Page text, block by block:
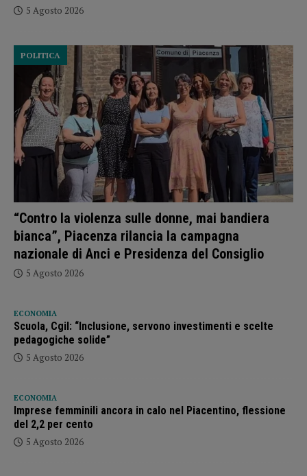
5 Agosto 2026
“Contro la violenza sulle donne, mai bandiera
bianca”, Piacenza rilancia la campagna
nazionale di Anci e Presidenza del Consiglio
POLITICA
5 Agosto 2026
ECONOMIA
Scuola, Cgil: “Inclusione, servono investimenti e scelte
pedagogiche solide”
5 Agosto 2026
ECONOMIA
Imprese femminili ancora in calo nel Piacentino, flessione
del 2,2 per cento
5 Agosto 2026